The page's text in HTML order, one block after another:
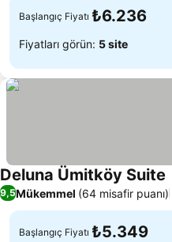
Başlangıç Fiyatı ₺6.236
Fiyatları görün: 5 site
Deluna Ümitköy Suite
9,5Mükemmel (64 misafir puanı)
Başlangıç Fiyatı ₺5.349